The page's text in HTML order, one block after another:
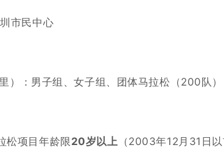
市民中心
）：男子组、女子组、团体马拉松（200队）
松项目年龄限20岁以上 （2003年12月31日以